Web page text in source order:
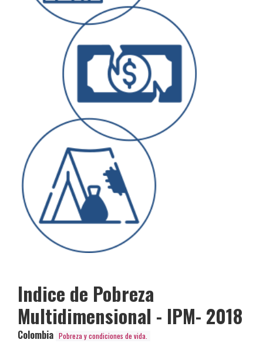
Indice de Pobreza
Multidimensional - IPM- 2018
Colombia Pobreza y condiciones de vida.